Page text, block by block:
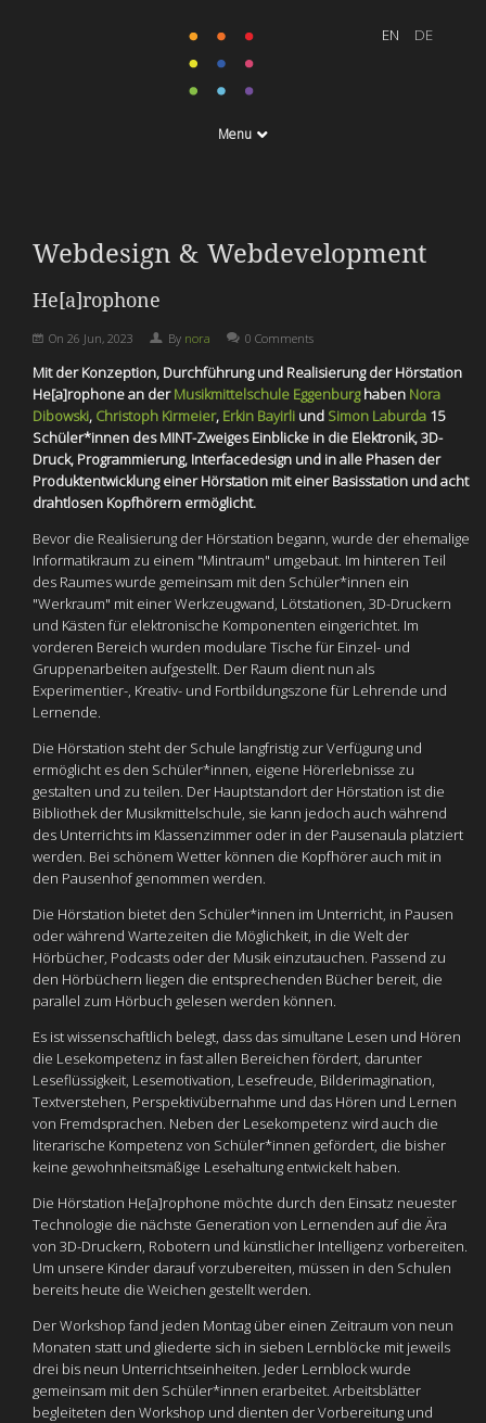
Menu
Webdesign & Webdevelopment
He[a]rophone
On 26 Jun, 2023 By nora 0 Comments
Mit der Konzeption, Durchführung und Realisierung der Hörstation
He[a]rophone an derMusikmittelschule Eggenburghaben Nora
Dibowski, Christoph Kirmeier, Erkin Bayirli und Simon Laburda 15
Schüler*innen des MINT-Zweiges Einblicke in die Elektronik, 3D-
Druck, Programmierung, Interfacedesign und in alle Phasen der
Produktentwicklung einer Hörstation mit einer Basisstation und acht
drahtlosen Kopfhörern ermöglicht.
Bevor die Realisierung der Hörstation begann, wurde der ehemalige
Informatikraum zu einem "Mintraum" umgebaut. Im hinteren Teil
des Raumes wurde gemeinsam mit den Schüler*innen ein
"Werkraum" mit einer Werkzeugwand, Lötstationen, 3D-Druckern
und Kästen für elektronische Komponenten eingerichtet. Im
vorderen Bereich wurden modulare Tische für Einzel- und
Gruppenarbeiten aufgestellt. Der Raum dient nun als
Experimentier-, Kreativ- und Fortbildungszone für Lehrende und
Lernende.
Die Hörstation steht der Schule langfristig zur Verfügung und
ermöglicht es den Schüler*innen, eigene Hörerlebnisse zu
gestalten und zu teilen. Der Hauptstandort der Hörstation ist die
Bibliothek der Musikmittelschule, sie kann jedoch auch während
des Unterrichts im Klassenzimmer oder in der Pausenaula platziert
werden. Bei schönem Wetter können die Kopfhörer auch mit in
den Pausenhof genommen werden.
Die Hörstation bietet den Schüler*innen im Unterricht, in Pausen
oder während Wartezeiten die Möglichkeit, in die Welt der
Hörbücher, Podcasts oder der Musik einzutauchen. Passend zu
den Hörbüchern liegen die entsprechenden Bücher bereit, die
parallel zum Hörbuch gelesen werden können.
Es ist wissenschaftlich belegt, dass das simultane Lesen und Hören
die Lesekompetenz in fast allen Bereichen fördert, darunter
Leseflüssigkeit, Lesemotivation, Lesefreude, Bilderimagination,
Textverstehen, Perspektivübernahme und das Hören und Lernen
von Fremdsprachen. Neben der Lesekompetenz wird auch die
literarische Kompetenz von Schüler*innen gefördert, die bisher
keine gewohnheitsmäßige Lesehaltung entwickelt haben.
Die Hörstation He[a]rophone möchte durch den Einsatz neuester
Technologie die nächste Generation von Lernenden auf die Ära
von 3D-Druckern, Robotern und künstlicher Intelligenz vorbereiten.
Um unsere Kinder darauf vorzubereiten, müssen in den Schulen
bereits heute die Weichen gestellt werden.
Der Workshop fand jeden Montag über einen Zeitraum von neun
Monaten statt und gliederte sich in sieben Lernblöcke mit jeweils
drei bis neun Unterrichtseinheiten. Jeder Lernblock wurde
gemeinsam mit den Schüler*innen erarbeitet. Arbeitsblätter
begleiteten den Workshop und dienten der Vorbereitung und